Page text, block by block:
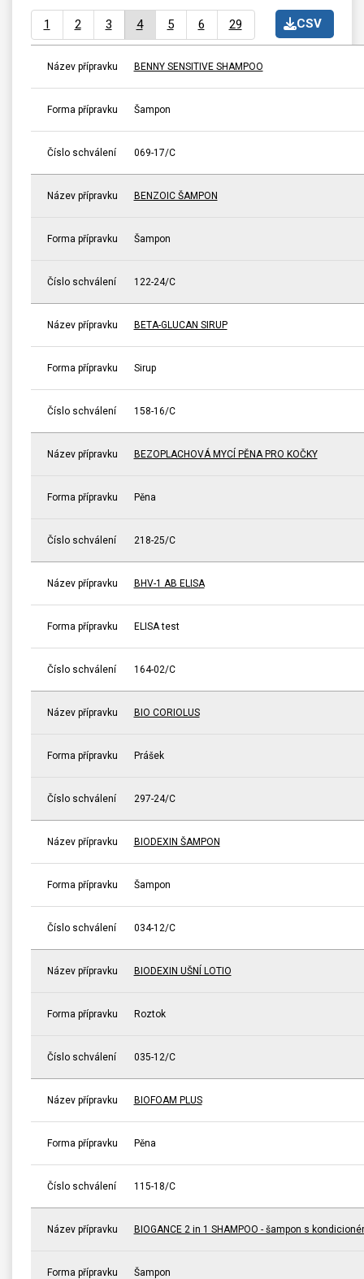
CSV
1 2 3 4 5 6 29
Název přípravku BENNY SENSITIVE SHAMPOO
Forma přípravku Šampon
Číslo schválení 069-17/C
Název přípravku BENZOIC ŠAMPON
Forma přípravku Šampon
Číslo schválení 122-24/C
Název přípravku BETA-GLUCAN SIRUP
Forma přípravku Sirup
Číslo schválení 158-16/C
Název přípravku BEZOPLACHOVÁ MYCÍ PĚNA PRO KOČKY
Forma přípravku Pěna
Číslo schválení 218-25/C
Název přípravku BHV-1 AB ELISA
Forma přípravku ELISA test
Číslo schválení 164-02/C
Název přípravku BIO CORIOLUS
Forma přípravku Prášek
Číslo schválení 297-24/C
Název přípravku BIODEXIN ŠAMPON
Forma přípravku Šampon
Číslo schválení 034-12/C
Název přípravku BIODEXIN UŠNÍ LOTIO
Forma přípravku Roztok
Číslo schválení 035-12/C
Název přípravku BIOFOAM PLUS
Forma přípravku Pěna
Číslo schválení 115-18/C
Název přípravku BIOGANCE 2 in 1 SHAMPOO - šampon s
Forma přípravku Šampon